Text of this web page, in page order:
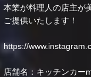
本業が料理人の店主が
ご提供いたします！
https://
店舗名：キッチンカー